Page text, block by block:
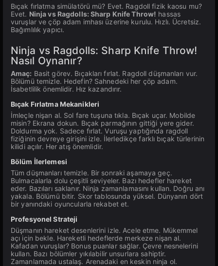
Bıçak fırlatma simülatörü mü? Evet. Ragdoll fizik kaosu mu?
Evet. Ninja vs Ragdolls: Sharp Knife Throw! hassas
vuruşlar ve çöp adam imhası üzerine kurulu. Hızlı. Ücretsiz.
Bağımlılık yapıcı.
Ninja vs Ragdolls: Sharp Knife Throw!
Nasıl Oynanır?
Amaç: Basit görev. Bıçakları fırlat. Ragdoll düşmanları vur.
Bölümü temizle. Hedefin? Sahnedeki her çöp adam.
İsabetlilik önemlidir. Hız kazandırır.
Bıçak Fırlatma Mekanikleri
İmleçle nişan al. Sol fare tuşuna tıkla. Bıçak uçar. Mobilde
misin? Ekrana dokun. Bıçak parmağının gittiği yere gider.
Doldurma yok. Sadece fırlat. Vuruşu yaptığında ragdoll
fiziğinin devreye girişini izle. İlerledikçe farklı bıçak türlerinin
kilidi açılır. Her atış önemlidir.
Bölüm İlerlemesi
Tüm düşmanları temizle. Bir sonraki aşamaya geç.
Bulmacalarla dolu çeşitli seviyeler. Bazı hedefler hareket
eder. Bazıları saklanır. Ninja zamanlamasını kullan. Doğru anı
yakala. Bölümü bitir. Skor tablosunda yüksel. Dünyanın dört
bir yanındaki oyuncularla rekabet et.
Profesyonel Strateji
Düşmanın hareket desenlerini izle. Acele etme. Mükemmel
açı için bekle. Hareketli hedeflerde merkeze nişan al.
Kafadan vuruşlar? Bonus puanlar sağlar. Çevre nesnelerini
kullan. Bazı bölümler yıkılabilir unsurlara sahiptir.
Zamanlamada ustalaş. Arenadaki en keskin ninja ol.